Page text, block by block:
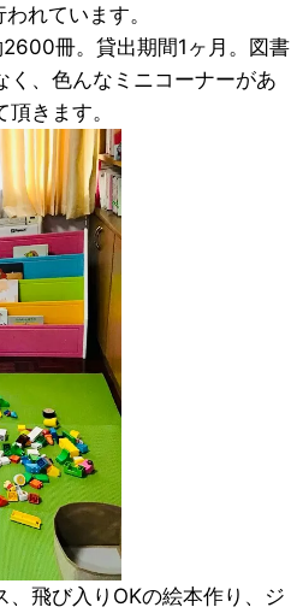
れています。
冊。貸出期間1ヶ月。図書
、色んなミニコーナーがあ
きます。
飛び入りOKの絵本作り、ジ